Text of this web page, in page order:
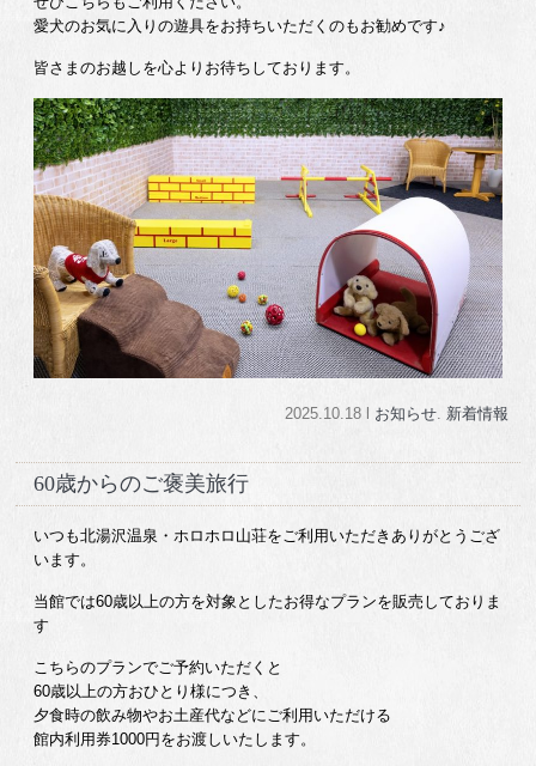
愛犬のお気に入りの遊具をお持ちいただくのもお勧めです♪
皆さまのお越しを心よりお待ちしております。
2025.10.18 l お知らせ. 新着情報
60歳からのご褒美旅行
いつも北湯沢温泉・ホロホロ山荘をご利用いただきありがとうござ
います。
当館では60歳以上の方を対象としたお得なプランを販売しておりま
す
こちらのプランでご予約いただくと
60歳以上の方おひとり様につき、
夕食時の飲み物やお土産代などにご利用いただける
館内利用券1000円をお渡しいたします。